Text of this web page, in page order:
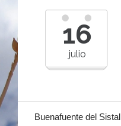
16
julio
Buenafuente del Sistal